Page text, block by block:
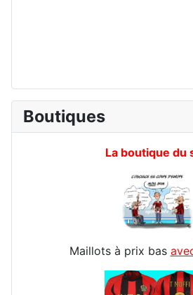
Boutiques
La boutique du
Maillots à prix bas